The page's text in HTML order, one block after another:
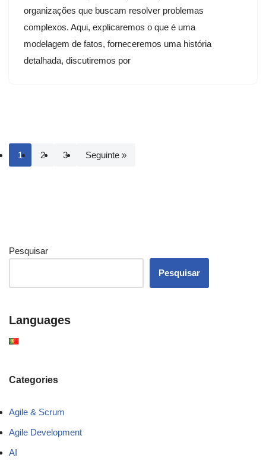
organizações que buscam resolver problemas
complexos. Aqui, explicaremos o que é uma
modelagem de fatos, forneceremos uma história
detalhada, discutiremos por
1 2 3 Seguinte »
Pesquisar
Pesquisar
Languages
Categories
Agile & Scrum
Agile Development
AI